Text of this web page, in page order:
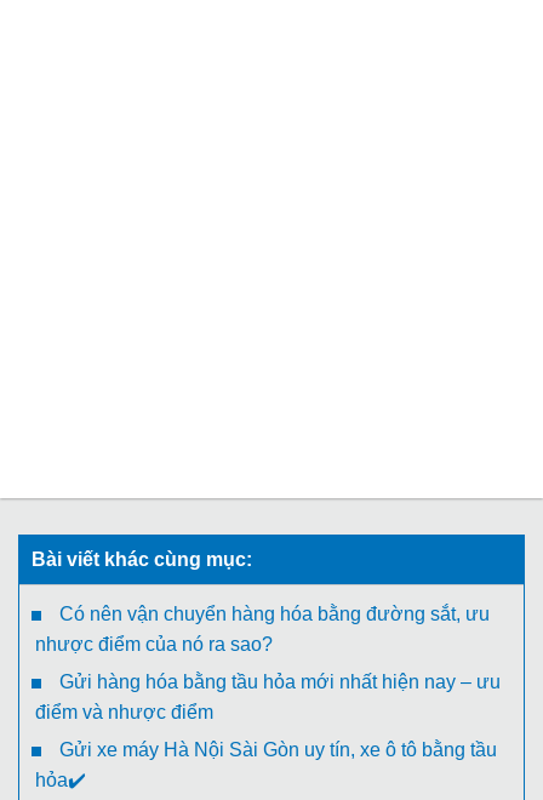
Bài viết khác cùng mục:
Có nên vận chuyển hàng hóa bằng đường sắt, ưu
nhược điểm của nó ra sao?
Gửi hàng hóa bằng tầu hỏa mới nhất hiện nay – ưu
điểm và nhược điểm
Gửi xe máy Hà Nội Sài Gòn uy tín, xe ô tô bằng tầu
hỏa✔️